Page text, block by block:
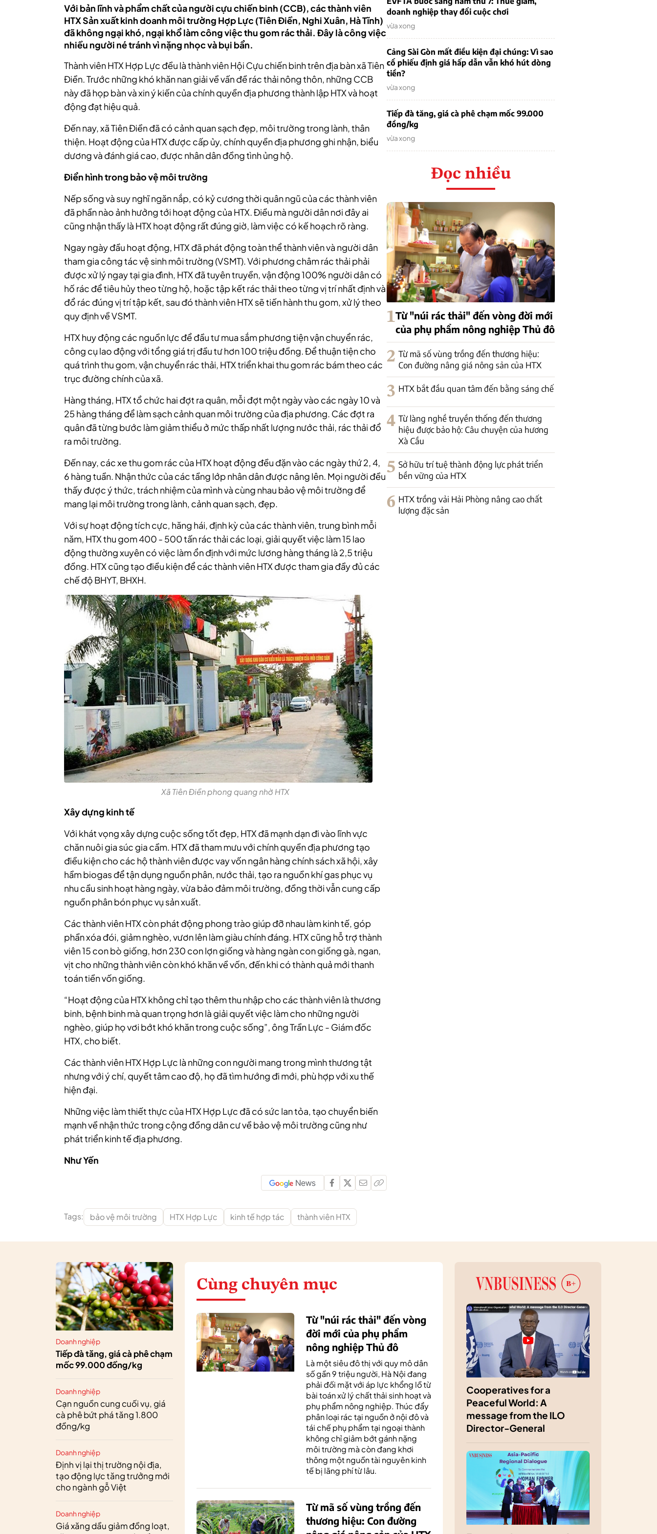
Với bản lĩnh và phẩm chất của người cựu chiến binh (CCB), các thành viên
HTX Sản xuất kinh doanh môi trường Hợp Lực (Tiên Điền, Nghi Xuân, Hà Tĩnh)
đã không ngại khó, ngại khổ làm công việc thu gom rác thải. Đây là công việc
nhiều người né tránh vì nặng nhọc và bụi bẩn.
Thành viên HTX Hợp Lực đều là thành viên Hội Cựu chiến binh trên địa bàn xã Tiên
Điền. Trước những khó khăn nan giải về vấn đề rác thải nông thôn, những CCB
này đã họp bàn và xin ý kiến của chính quyền địa phương thành lập HTX và hoạt
động đạt hiệu quả.
Đến nay, xã Tiên Điền đã có cảnh quan sạch đẹp, môi trường trong lành, thân
thiện. Hoạt động của HTX được cấp ủy, chính quyền địa phương ghi nhận, biểu
dương và đánh giá cao, được nhân dân đồng tình ủng hộ.
Điển hình trong bảo vệ môi trường
Nếp sống và suy nghĩ ngăn nắp, có kỷ cương thời quân ngũ của các thành viên
đã phần nào ảnh hưởng tới hoạt động của HTX. Điều mà người dân nơi đây ai
cũng nhận thấy là HTX hoạt động rất đúng giờ, làm việc có kế hoạch rõ ràng.
Ngay ngày đầu hoạt động, HTX đã phát động toàn thể thành viên và người dân
tham gia công tác vệ sinh môi trường (VSMT). Với phương châm rác thải phải
được xử lý ngay tại gia đình, HTX đã tuyên truyền, vận động 100% người dân có
hố rác để tiêu hủy theo từng hộ, hoặc tập kết rác thải theo từng vị trí nhất định và
đổ rác đúng vị trí tập kết, sau đó thành viên HTX sẽ tiến hành thu gom, xử lý theo
quy định về VSMT.
HTX huy động các nguồn lực để đầu tư mua sắm phương tiện vận chuyển rác,
công cụ lao động với tổng giá trị đầu tư hơn 100 triệu đồng. Để thuận tiện cho
quá trình thu gom, vận chuyển rác thải, HTX triển khai thu gom rác bám theo các
trục đường chính của xã.
Hàng tháng, HTX tổ chức hai đợt ra quân, mỗi đợt một ngày vào các ngày 10 và
25 hàng tháng để làm sạch cảnh quan môi trường của địa phương. Các đợt ra
quân đã từng bước làm giảm thiểu ở mức thấp nhất lượng nước thải, rác thải đổ
ra môi trường.
Đến nay, các xe thu gom rác của HTX hoạt động đều đặn vào các ngày thứ 2, 4,
6 hàng tuần. Nhận thức của các tầng lớp nhân dân được nâng lên. Mọi người đều
thấy được ý thức, trách nhiệm của mình và cùng nhau bảo vệ môi trường để
mang lại môi trường trong lành, cảnh quan sạch, đẹp.
Với sự hoạt động tích cực, hăng hái, định kỳ của các thành viên, trung bình mỗi
năm, HTX thu gom 400 - 500 tấn rác thải các loại, giải quyết việc làm 15 lao
động thường xuyên có việc làm ổn định với mức lương hàng tháng là 2,5 triệu
đồng. HTX cũng tạo điều kiện để các thành viên HTX được tham gia đầy đủ các
chế độ BHYT, BHXH.
Xã Tiên Điền phong quang nhờ HTX
Xây dựng kinh tế
Với khát vọng xây dựng cuộc sống tốt đẹp, HTX đã mạnh dạn đi vào lĩnh vực
chăn nuôi gia súc gia cầm. HTX đã tham mưu với chính quyền địa phương tạo
điều kiện cho các hộ thành viên được vay vốn ngân hàng chính sách xã hội, xây
hầm biogas để tận dụng nguồn phân, nước thải, tạo ra nguồn khí gas phục vụ
nhu cầu sinh hoạt hàng ngày, vừa bảo đảm môi trường, đồng thời vẫn cung cấp
nguồn phân bón phục vụ sản xuất.
Các thành viên HTX còn phát động phong trào giúp đỡ nhau làm kinh tế, góp
phần xóa đói, giảm nghèo, vươn lên làm giàu chính đáng. HTX cũng hỗ trợ thành
viên 15 con bò giống, hơn 230 con lợn giống và hàng ngàn con giống gà, ngan,
vịt cho những thành viên còn khó khăn về vốn, đến khi có thành quả mới thanh
toán tiền vốn giống.
“Hoạt động của HTX không chỉ tạo thêm thu nhập cho các thành viên là thương
binh, bệnh binh mà quan trọng hơn là giải quyết việc làm cho những người
nghèo, giúp họ vơi bớt khó khăn trong cuộc sống”, ông Trần Lực - Giám đốc
HTX, cho biết.
Các thành viên HTX Hợp Lực là những con người mang trong mình thương tật
nhưng với ý chí, quyết tâm cao độ, họ đã tìm hướng đi mới, phù hợp với xu thế
hiện đại.
Những việc làm thiết thực của HTX Hợp Lực đã có sức lan tỏa, tạo chuyển biến
mạnh về nhận thức trong cộng đồng dân cư về bảo vệ môi trường cũng như
phát triển kinh tế địa phương.
Như Yến
Tags: bảo vệ môi trường HTX Hợp Lực kinh tế hợp tác thành viên HTX
doanh nghiệp thay đổi cuộc chơi
vừa xong
Cảng Sài Gòn mất điều kiện đại chúng: Vì sao
cổ phiếu định giá hấp dẫn vẫn khó hút dòng
tiền?
vừa xong
Tiếp đà tăng, giá cà phê chạm mốc 99.000
đồng/kg
vừa xong
Đọc nhiều
1Từ "núi rác thải" đến vòng đời mới
của phụ phẩm nông nghiệp Thủ đô
2 Từ mã số vùng trồng đến thương hiệu:
Con đường nâng giá nông sản của HTX
3 HTX bắt đầu quan tâm đến bằng sáng chế
4 Từ làng nghề truyền thống đến thương
hiệu được bảo hộ: Câu chuyện của hương
Xà Cầu
5 Sở hữu trí tuệ thành động lực phát triển
bền vững của HTX
6 HTX trồng vải Hải Phòng nâng cao chất
lượng đặc sản
Doanh nghiệp
Tiếp đà tăng, giá cà phê chạm
mốc 99.000 đồng/kg
Doanh nghiệp
Cạn nguồn cung cuối vụ, giá
cà phê bứt phá tăng 1.800
đồng/kg
Doanh nghiệp
Định vị lại thị trường nội địa,
tạo động lực tăng trưởng mới
cho ngành gỗ Việt
Doanh nghiệp
Giá xăng dầu giảm đồng loạt,
Cùng chuyên mục
Từ "núi rác thải" đến vòng
đời mới của phụ phẩm
nông nghiệp Thủ đô
Là một siêu đô thị với quy mô dân
số gần 9 triệu người, Hà Nội đang
phải đối mặt với áp lực khổng lồ từ
bài toán xử lý chất thải sinh hoạt và
phụ phẩm nông nghiệp. Thúc đẩy
phân loại rác tại nguồn ở nội đô và
tái chế phụ phẩm tại ngoại thành
không chỉ giảm bớt gánh nặng
môi trường mà còn đang khơi
thông một nguồn tài nguyên kinh
tế bị lãng phí từ lâu.
Từ mã số vùng trồng đến
thương hiệu: Con đường
Cooperatives for a
Peaceful World: A
message from the ILO
Director-General